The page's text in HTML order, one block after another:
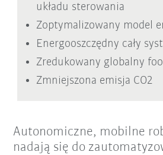
układu sterowania
Zoptymalizowany model
Energooszczędny cały
Zredukowany globalny
Zmniejszona emisja CO2
Autonomiczne, mobilne
nadają się do